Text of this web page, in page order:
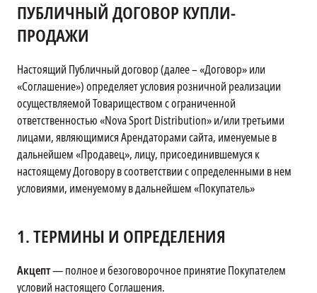
ПУБЛИЧНЫЙ ДОГОВОР КУПЛИ-
ПРОДАЖИ
Настоящий Публичный договор (далее – «Договор» или
«Соглашение») определяет условия розничной реализации
осуществляемой Товариществом с ограниченной
ответственностью «Nova Sport Distribution» и/или третьими
лицами, являющимися Арендаторами сайта, именуемые в
дальнейшем «Продавец», лицу, присоединившемуся к
настоящему Договору в соответствии с определенными в нем
условиями, именуемому в дальнейшем «Покупатель»
1.ТЕРМИНЫ И ОПРЕДЕЛЕНИЯ
Акцепт— полное и безоговорочное принятие Покупателем
условий настоящего Соглашения.